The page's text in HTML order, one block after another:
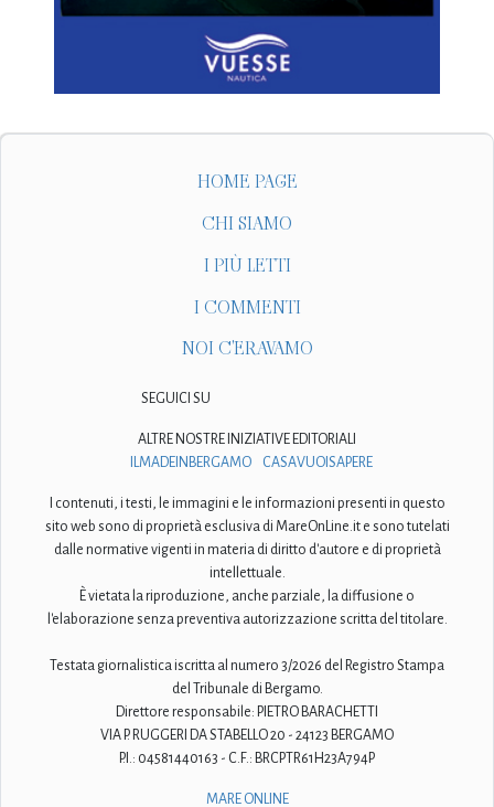
HOME PAGE
CHI SIAMO
I PIÙ LETTI
I COMMENTI
NOI C'ERAVAMO
SEGUICI SU
ALTRE NOSTRE INIZIATIVE EDITORIALI
ILMADEINBERGAMO
CASAVUOISAPERE
I contenuti, i testi, le immagini e le informazioni presenti in questo
sito web sono di proprietà esclusiva di MareOnLine.it e sono tutelati
dalle normative vigenti in materia di diritto d'autore e di proprietà
intellettuale.
È vietata la riproduzione, anche parziale, la diffusione o
l'elaborazione senza preventiva autorizzazione scritta del titolare.
Testata giornalistica iscritta al numero 3/2026 del Registro Stampa
del Tribunale di Bergamo.
Direttore responsabile: PIETRO BARACHETTI
VIA P. RUGGERI DA STABELLO 20 - 24123 BERGAMO
P.I.: 04581440163 - C.F.: BRCPTR61H23A794P
MARE ONLINE